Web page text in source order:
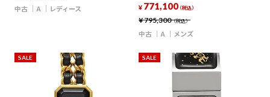
中古 A レディース
¥795,300（税込）
¥ 771,100（税込）
中古 A メンズ
SALE SALE